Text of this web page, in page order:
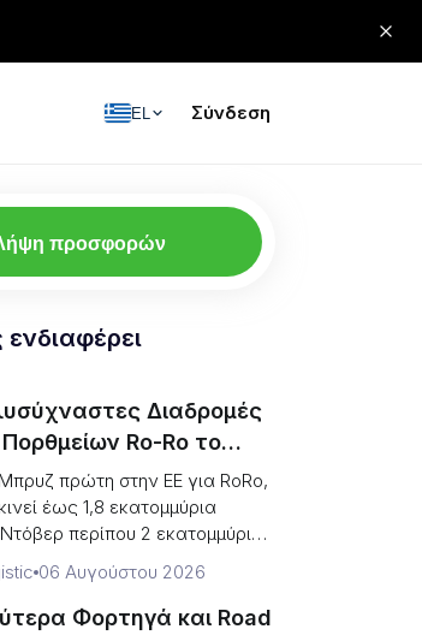
EL Σύνδεση
προσφορών
Διαδρομές
Ro-Ro το
(Μονάδες vs
πρώτη στην ΕΕ για RoRo,
έως 1,8 εκατομμύρια
περίπου 2 εκατομμύρια
06 Αυγούστου 2026
Φορτηγά και Road